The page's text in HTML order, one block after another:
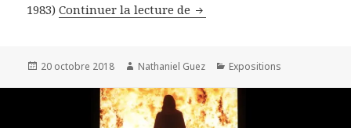
1983) Continuer la lecture de Joan Miró au Grand Palais
Publié
20 octobre 2018 Auteur
Nathaniel Guez Catégories
Expositions